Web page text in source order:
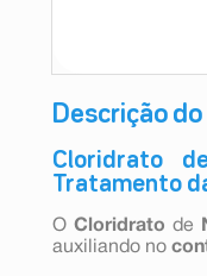
Descrição
Cloridrato
Tratamento
O Cloridrato de
auxiliando no